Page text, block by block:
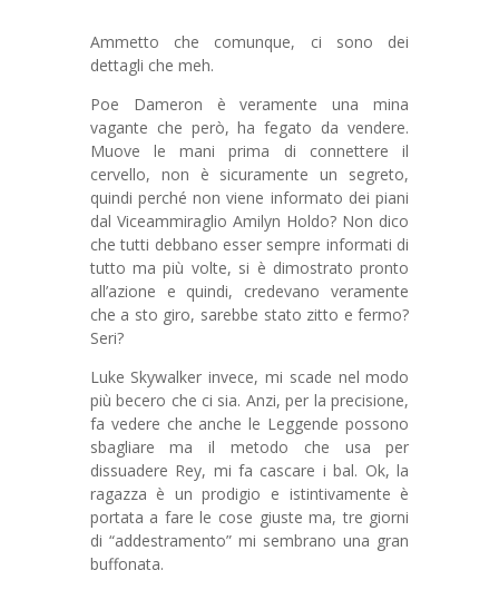
Ammetto che comunque, ci sono dei
dettagli che meh.
Poe Dameron è veramente una mina
vagante che però, ha fegato da vendere.
Muove le mani prima di connettere il
cervello, non è sicuramente un segreto,
quindi perché non viene informato dei piani
dal Viceammiraglio Amilyn Holdo? Non dico
che tutti debbano esser sempre informati di
tutto ma più volte, si è dimostrato pronto
all’azione e quindi, credevano veramente
che a sto giro, sarebbe stato zitto e fermo?
Seri?
Luke Skywalker invece, mi scade nel modo
più becero che ci sia. Anzi, per la precisione,
fa vedere che anche le Leggende possono
sbagliare ma il metodo che usa per
dissuadere Rey, mi fa cascare i bal. Ok, la
ragazza è un prodigio e istintivamente è
portata a fare le cose giuste ma, tre giorni
di “addestramento” mi sembrano una gran
buffonata.